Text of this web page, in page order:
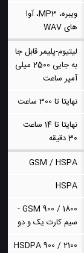
ویبره، MP3، آوا
های WAV
لیتیوم-پلیمر قابل جا
به جایی 2500 میلی
آمپر ساعت
نهایتا تا 300 ساعت
نهایتا تا 14 ساعت
30 دقیقه
GSM / HSPA
HSPA
GSM 900 / 1800 -
سیم کارت یک و دو
HSDPA 900 / 2100